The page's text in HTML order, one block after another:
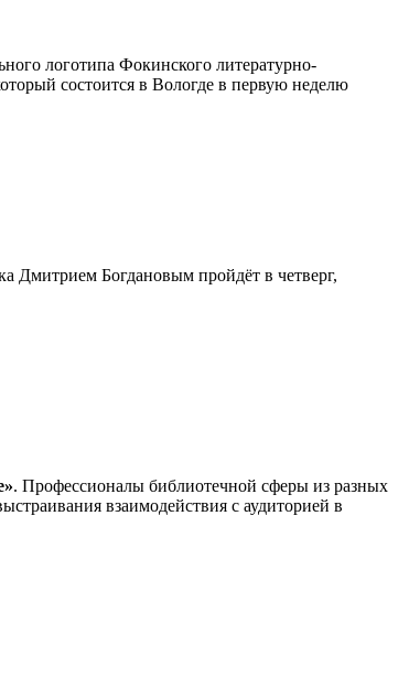
логотипа Фокинского литературно-
состоится в Вологде в первую неделю
Дмитрием Богдановым пройдёт в четверг,
. Профессионалы библиотечной сферы из разных
взаимодействия с аудиторией в